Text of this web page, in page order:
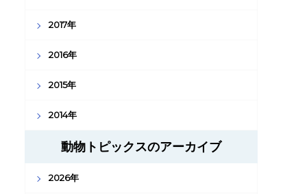
2017年
2016年
2015年
2014年
動物トピックスのアーカイブ
2026年